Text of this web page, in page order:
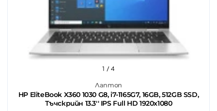
Лаптоп
HP EliteBook X360 1030 G8, i7-1165G7, 16GB, 512GB SSD,
Тъчскрийн 13.3'' IPS Full HD 1920x1080
1 / 4